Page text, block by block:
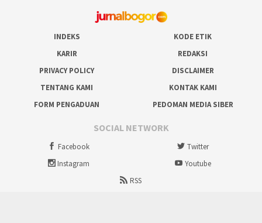
INDEKS
KODE ETIK
KARIR
REDAKSI
PRIVACY POLICY
DISCLAIMER
TENTANG KAMI
KONTAK KAMI
FORM PENGADUAN
PEDOMAN MEDIA SIBER
SOCIAL NETWORK
Facebook
Twitter
Instagram
Youtube
RSS